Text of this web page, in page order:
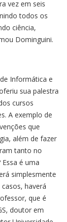
vez em seis
todos os
ciência,
Dominguini.
Informática e
sua palestra
cursos
A exemplo de
que
além de fazer
tanto no
é uma
simplesmente
haverá
que é
doutor em